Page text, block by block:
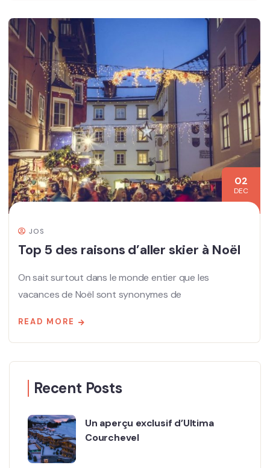
02
DEC
JOS
Top 5 des raisons d’aller skier à Noël
On sait surtout dans le monde entier que les
vacances de Noël sont synonymes de
READ MORE
Recent Posts
Un aperçu exclusif d’Ultima
Courchevel